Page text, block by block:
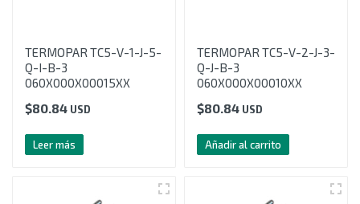
TERMOPAR TC5-V-1-J-5-
Q-I-B-3
060X000X00015XX
$80.84 USD
Leer más
TERMOPAR TC5-V-2-J-3-
Q-J-B-3
060X000X00010XX
$80.84 USD
Añadir al carrito